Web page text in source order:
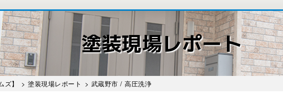
塗装現場レポート
】 > 塗装現場レポート > 武蔵野市 / 高圧洗浄